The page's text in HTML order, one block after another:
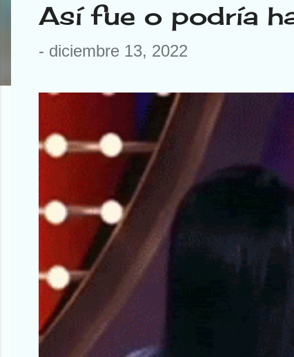
Así fue o podría
- diciembre 13, 2022